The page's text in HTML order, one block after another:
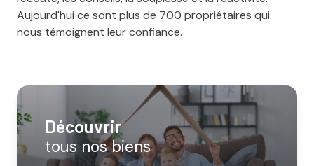
découvrir
tous nos biens
Aujourd'hui ce sont plus de 700 propriétaires qui
nous témoignent leur confiance.